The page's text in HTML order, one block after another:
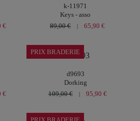
€
k-11971
Keys - asso
89,00 €
| 65,90 €
€
PRIX BRADERIE
d9693
Dorking
109,00 €
| 95,90 €